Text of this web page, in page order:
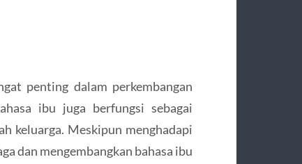
penting dalam perkembangan
ibu juga berfungsi sebagai
keluarga. Meskipun menghadapi
dan mengembangkan bahasa ibu